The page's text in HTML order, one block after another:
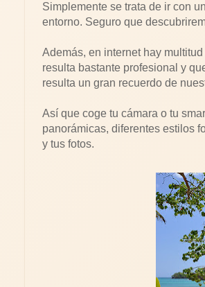
Simplemente se trata de ir con
entorno. Seguro que
Además, en internet hay
resulta bastante profesional y
resulta un gran recuerdo de
Así que coge tu cámara o tu
panorámicas, diferentes estilos
y tus fotos.